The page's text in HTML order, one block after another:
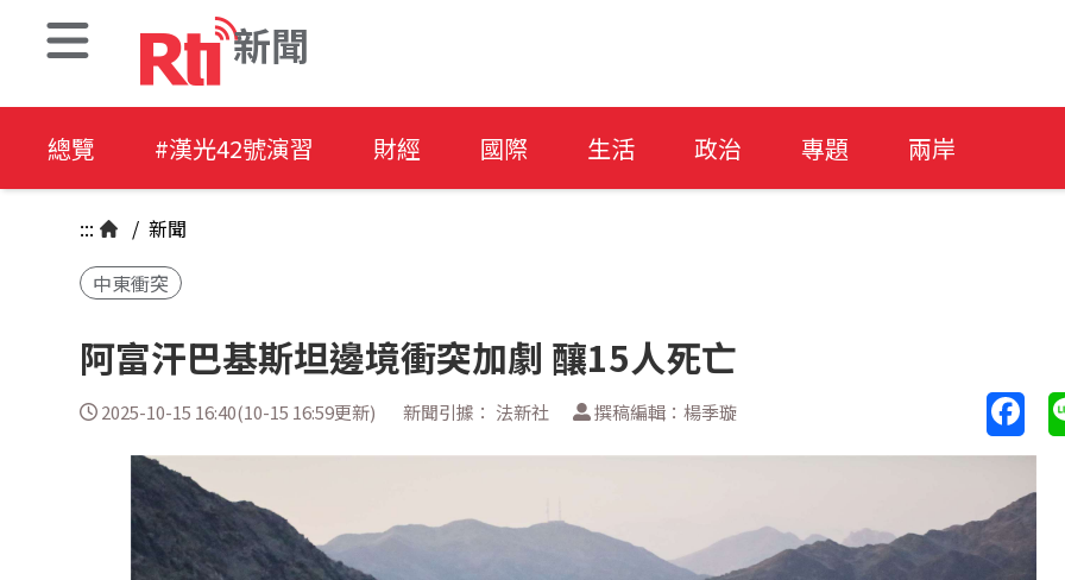
新聞
總覽 #漢光42號演習 財經 國際 生活 政治 專題 兩岸
::: / 新聞
中東衝突
阿富汗巴基斯坦邊境衝突加劇 釀15人死亡
2025-10-15 16:40(10-15 16:59更新) 新聞引據： 法新社 撰稿編輯：楊季璇